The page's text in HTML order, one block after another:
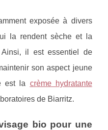
exposée à divers
la rendent sèche et la
il est essentiel de
son aspect jeune
est la crème hydratante
de Biarritz.
bio pour une